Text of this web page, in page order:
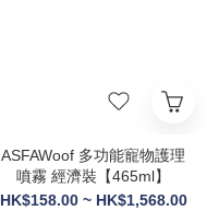
ASFAWoof 多功能寵物護理
噴霧 經濟裝【465ml】
HK$158.00 ~ HK$1,568.00